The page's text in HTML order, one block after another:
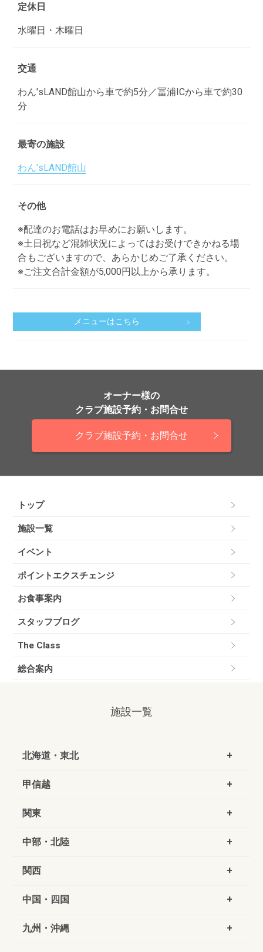
定休日
水曜日・木曜日
交通
わん'sLAND館山から車で約5分／冨浦ICから車で約30
分
最寄の施設
わん'sLAND館山
その他
※配達のお電話はお早めにお願いします。
※土日祝など混雑状況によってはお受けできかねる場
合もございますので、あらかじめご了承ください。
※ご注文合計金額が5,000円以上から承ります。
メニューはこちら
オーナー様の
クラブ施設予約・お問合せ
クラブ施設予約・お問合せ
トップ
施設一覧
イベント
ポイントエクスチェンジ
お食事案内
スタッフブログ
The Class
総合案内
施設一覧
北海道・東北
甲信越
関東
中部・北陸
関西
中国・四国
九州・沖縄